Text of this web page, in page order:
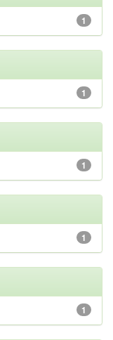
1
1
1
1
1